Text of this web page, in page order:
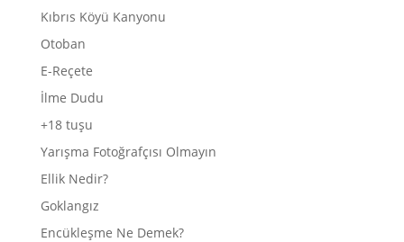
Kıbrıs Köyü Kanyonu
Otoban
E-Reçete
İlme Dudu
+18 tuşu
Yarışma Fotoğrafçısı Olmayın
Ellik Nedir?
Goklangız
Encükleşme Ne Demek?